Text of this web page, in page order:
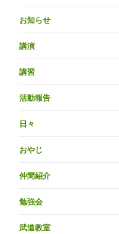
お知らせ
講演
講習
活動報告
日々
おやじ
仲間紹介
勉強会
武道教室